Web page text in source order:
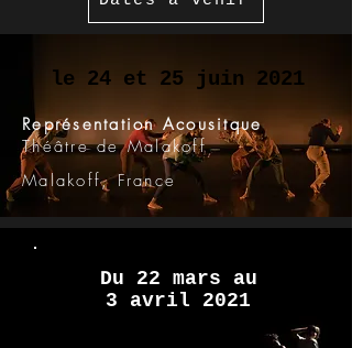
le 24 et 25 juin 2021
Représentation Acousitque
Théâtre de Malakoff
Malakoff, France
Du 22 mars au
3 avril 2021